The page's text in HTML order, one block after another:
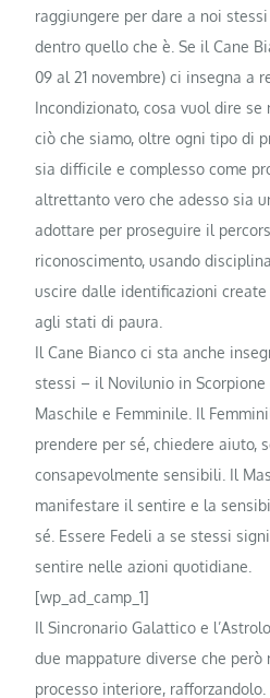
raggiungere per dare a noi
dentro quello che è. Se il Cane
09 al 21 novembre) ci insegna a
Incondizionato, cosa vuol dire
ciò che siamo, oltre ogni tipo di
sia difficile e complesso come
altrettanto vero che adesso sia
adottare per proseguire il
riconoscimento, usando
uscire dalle identificazioni
agli stati di paura.
Il Cane Bianco ci sta anche
stessi – il Novilunio in
Maschile e Femminile. Il
prendere per sé, chiedere aiuto,
consapevolmente sensibili. Il
manifestare il sentire e la
sé. Essere Fedeli a se stessi
sentire nelle azioni quotidiane.
[wp_ad_camp_1]
Il Sincronario Galattico e
due mappature diverse che
processo interiore,